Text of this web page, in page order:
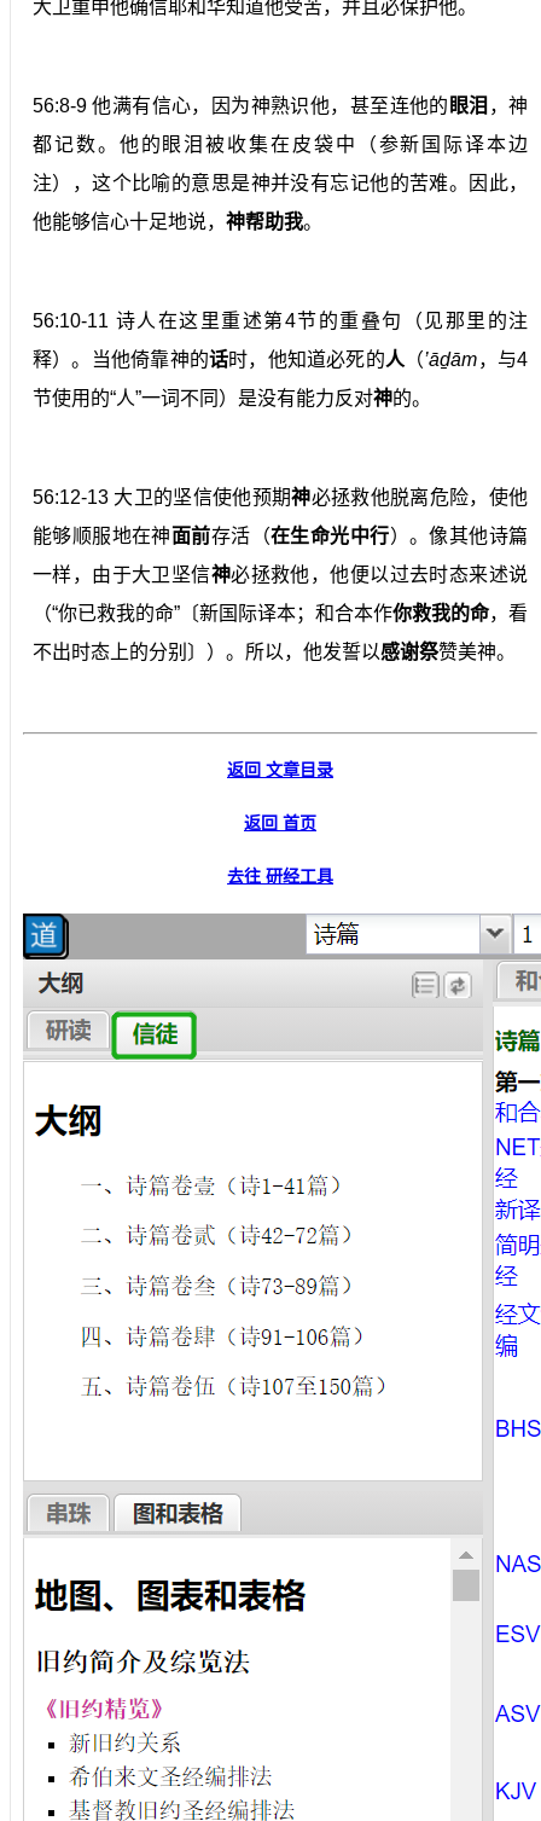
大卫重申他确信耶和华知道他受苦，并且必保护他。
56:8-9 他满有信心，因为神熟识他，甚至连他的 眼泪 ，神
都记数。他的眼泪被收集在皮袋中（参新国际译本边
注），这个比喻的意思是神并没有忘记他的苦难。因此，
他能够信心十足地说， 神帮助我。
56:10-11 诗人在这里重述第4节的重叠句（见那里的注
释）。当他倚靠神的话时，他知道必死的人 （’āḏām，与4
节使用的“人”一词不同）是没有能力反对神的。
56:12-13 大卫的坚信使他预期神必拯救他脱离危险，使他
能够顺服地在神面前存活（在生命光中行）。像其他诗篇
一样，由于大卫坚信神必拯救他，他便以过去时态来述说
（“你已救我的命”〔新国际译本；和合本作你救我的命，看
不出时态上的分别〕）。所以，他发誓以感谢祭赞美神。
返回 文章目录
返回 首页
去往 研经工具